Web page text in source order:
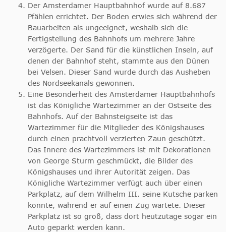
Der Amsterdamer Hauptbahnhof wurde auf 8.687
Pfählen errichtet. Der Boden erwies sich während der
Bauarbeiten als ungeeignet, weshalb sich die
Fertigstellung des Bahnhofs um mehrere Jahre
verzögerte. Der Sand für die künstlichen Inseln, auf
denen der Bahnhof steht, stammte aus den Dünen
bei Velsen. Dieser Sand wurde durch das Ausheben
des Nordseekanals gewonnen.
Eine Besonderheit des Amsterdamer Hauptbahnhofs
ist das Königliche Wartezimmer an der Ostseite des
Bahnhofs. Auf der Bahnsteigseite ist das
Wartezimmer für die Mitglieder des Königshauses
durch einen prachtvoll verzierten Zaun geschützt.
Das Innere des Wartezimmers ist mit Dekorationen
von George Sturm geschmückt, die Bilder des
Königshauses und ihrer Autorität zeigen. Das
Königliche Wartezimmer verfügt auch über einen
Parkplatz, auf dem Wilhelm III. seine Kutsche parken
konnte, während er auf einen Zug wartete. Dieser
Parkplatz ist so groß, dass dort heutzutage sogar ein
Auto geparkt werden kann.